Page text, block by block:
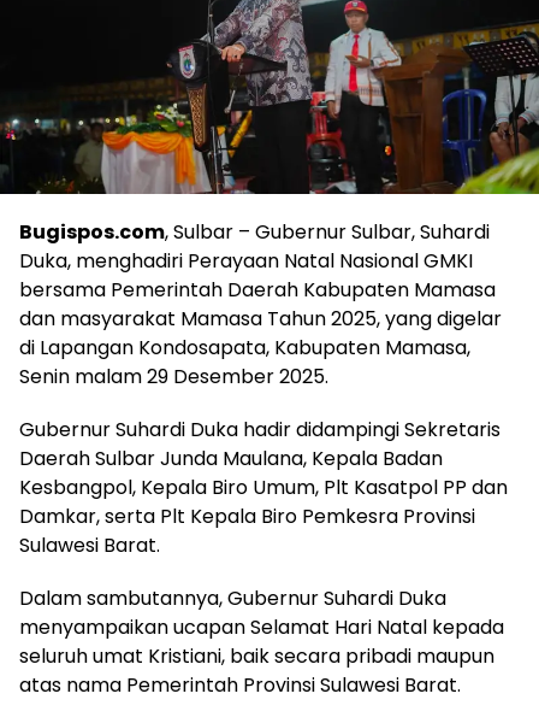
Bugispos.com, Sulbar – Gubernur Sulbar, Suhardi
Duka, menghadiri Perayaan Natal Nasional GMKI
bersama Pemerintah Daerah Kabupaten Mamasa
dan masyarakat Mamasa Tahun 2025, yang digelar
di Lapangan Kondosapata, Kabupaten Mamasa,
Senin malam 29 Desember 2025.
Gubernur Suhardi Duka hadir didampingi Sekretaris
Daerah Sulbar Junda Maulana, Kepala Badan
Kesbangpol, Kepala Biro Umum, Plt Kasatpol PP dan
Damkar, serta Plt Kepala Biro Pemkesra Provinsi
Sulawesi Barat.
Dalam sambutannya, Gubernur Suhardi Duka
menyampaikan ucapan Selamat Hari Natal kepada
seluruh umat Kristiani, baik secara pribadi maupun
atas nama Pemerintah Provinsi Sulawesi Barat.